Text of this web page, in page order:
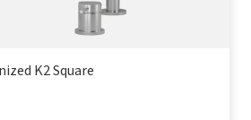
K2 Square